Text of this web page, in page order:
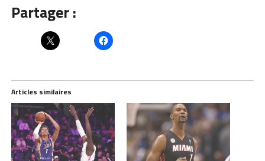
Partager :
Articles similaires